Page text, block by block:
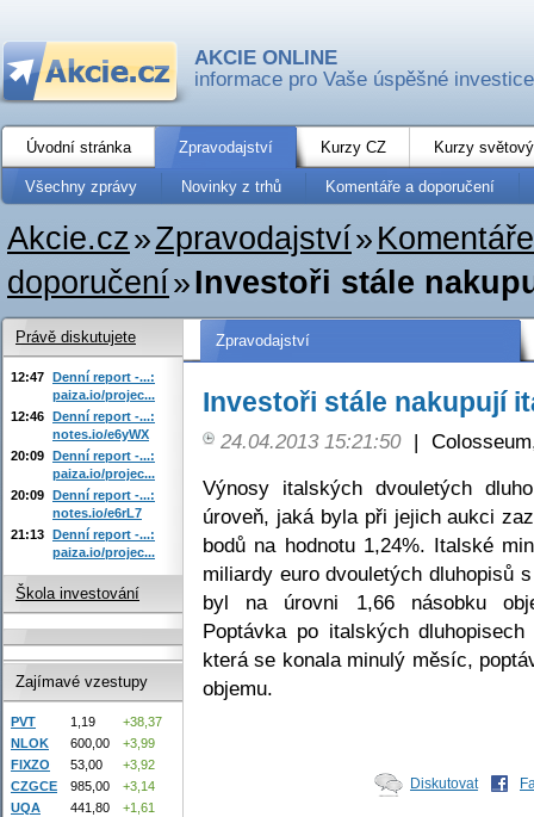
AKCIE ONLINE
informace pro Vaše úspěšné investice
Úvodní stránka Zpravodajství Kurzy CZ Kurzy
Všechny zprávy Novinky z trhů Komentáře a doporučení
Akcie.cz»Zpravodajství»
doporučení»Investoři stále
Zpravodajství
Investoři stále nakupují
24.04.2013 15:21:50 |
Výnosy italských dvouletých
úroveň, jaká byla při jejich aukci
bodů na hodnotu 1,24%. Italské
miliardy euro dvouletých dluhopisů
byl na úrovni 1,66 násobku
Poptávka po italských
která se konala minulý měsíc,
objemu.
Diskutovat
Právě diskutujete
12:47 Denní report -...:
paiza.io/projec...
12:46 Denní report -...:
notes.io/e6yWX
20:09 Denní report -...:
paiza.io/projec...
20:09 Denní report -...:
notes.io/e6rL7
21:13 Denní report -...:
paiza.io/projec...
Škola investování
Zajímavé vzestupy
PVT 1,19
+38,37
NLOK
600,00
+3,99
FIXZO
53,00
+3,92
CZGCE
985,00
+3,14
UQA
441,80 +1,61